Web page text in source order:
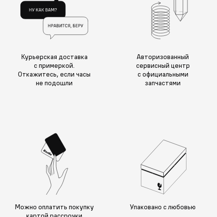
Курьерская доставка
с примеркой.
Откажитесь, если часы
не подошли
Авторизованный
сервисный центр
с официальными
запчастями
Можно оплатить покупку
Упаковано с любовью